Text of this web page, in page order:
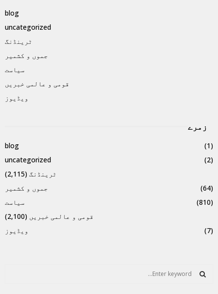
blog
uncategorized
ٹرینڈنگ
جموں و کشمیر
سیاست
قومی و عالمی خبریں
ویڈیوز
زمرے
blog
(1)
uncategorized
(2)
ٹرینڈنگ (2,115)
جموں و کشمیر
(64)
سیاست
(810)
قومی و عالمی خبریں (2,100)
ویڈیوز
(7)